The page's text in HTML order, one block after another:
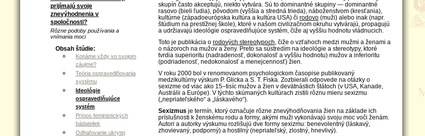
prijímajú svoje
znevýhodnenia v
spoločnosti?
Rôzne podoby používania a
vnímania moci
Obsah štúdie:
Konáme vždy vo svojom
záujme?
Teória ospravedlňovania
systému
Ideológie
ospravedlňujúce
systém
Prínos feministických
bádateliek
Odhaľovanie ukrytej
skupín často akceptujú, niekto vytvára. Sú to dominantné skupiny — dominantné
rasovo (bieli ľudia), pôvodom (vyššia a stredná trieda), náboženstvom (kresťania),
kultúrne (západoeurópska kultúra a kultúra USA) či rodovo (muži) alebo inak (napr.
štúdium na prestížnej škole), ktoré v našom civilizačnom okruhu vytvárajú, propagujú
a udržiavajú ideológie ospravedlňujúce systém, čiže aj vyššiu hodnotu vládnucich.
Toto je publikácia o rodových stereotypoch , čiže o vzťahoch medzi mužmi a ženami a
o názoroch na mužov a ženy. Preto sa sústredím na ideológie a stereotypy, ktoré
tvrdia superioritu (nadradenosť, dokonalosť a vyššiu hodnotu) mužov a inferioritu
(podriadenosť, nedokonalosť a menejcennosť) žien.
V roku 2000 bol v renomovanom psychologickom časopise publikovaný
medzikultúrny výskum P. Glicka a S. T. Fiska. Zozbierali odpovede na otázky o
sexizme od viac ako 15–tisíc mužov a žien v devätnástich štátoch (v USA, Kanade,
Austrálii a Európe). V týchto skúmaných kultúrach zistili rôznu mieru sexizmu
(„nepriateľského“ a „láskavého“).
Sexizmus je termín, ktorý označuje rôzne znevýhodňovania žien na základe ich
príslušnosti k ženskému rodu a formy, akými muži vykonávajú svoju moc voči ženám.
Autori a autorky výskumu rozlišujú dve formy sexizmu: benevolentný (láskavý,
zhovievaný, podporný) a hostilný (nepriateľský, zlostný, hnevlivý).